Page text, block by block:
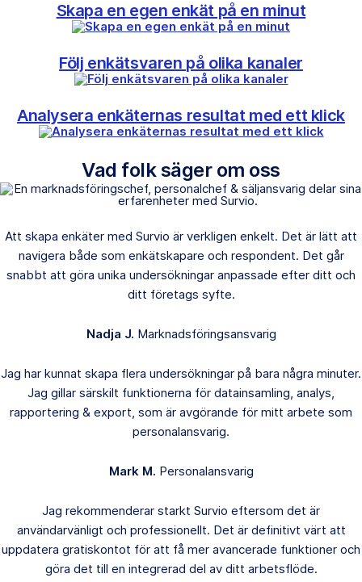
Skapa en egen enkät på en minut
Följ enkätsvaren på olika kanaler
Analysera enkäternas resultat med ett klick
Vad folk säger om oss
Att skapa enkäter med Survio är verkligen enkelt. Det är lätt att
navigera både som enkätskapare och respondent. Det går
snabbt att göra unika undersökningar anpassade efter ditt och
ditt företags syfte.
Nadja J. Marknadsföringsansvarig
Jag har kunnat skapa flera undersökningar på bara några minuter.
Jag gillar särskilt funktionerna för datainsamling, analys,
rapportering & export, som är avgörande för mitt arbete som
personalansvarig.
Mark M. Personalansvarig
Jag rekommenderar starkt Survio eftersom det är
användarvänligt och professionellt. Det är definitivt värt att
uppdatera gratiskontot för att få mer avancerade funktioner och
göra det till en integrerad del av ditt arbetsflöde.